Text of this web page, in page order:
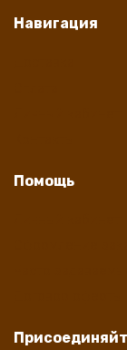
Навигация
Помощь